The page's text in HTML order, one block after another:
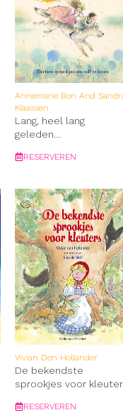
Annemarie Bon And
Klaassen
Lang, heel lang
geleden…
RESERVEREN
Vivian Den Hollander
De bekendste
sprookjes voor
RESERVEREN